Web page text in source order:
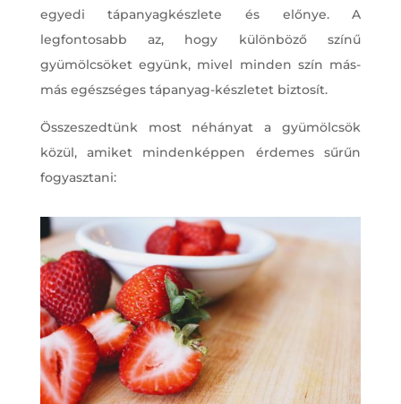
egyedi tápanyagkészlete és előnye. A
legfontosabb az, hogy különböző színű
gyümölcsöket együnk, mivel minden szín más-
más egészséges tápanyag-készletet biztosít.
Összeszedtünk most néhányat a gyümölcsök
közül, amiket mindenképpen érdemes sűrűn
fogyasztani: